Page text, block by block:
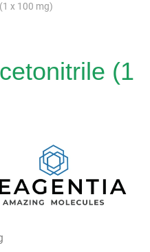
x 100 mg)
(1